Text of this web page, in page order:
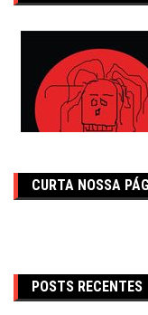
CURTA NOSSA
POSTS RECENTES